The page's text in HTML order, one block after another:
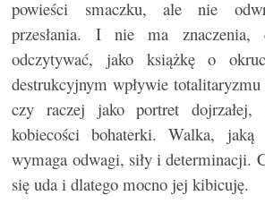
powieści smaczku, ale nie
przesłania. I nie ma
odczytywać, jako książkę o
destrukcyjnym wpływie
czy raczej jako portret dojrzałej,
kobiecości bohaterki. Walka, jaką
wymaga odwagi, siły i determinacji.
się uda i dlatego mocno jej kibicuję.